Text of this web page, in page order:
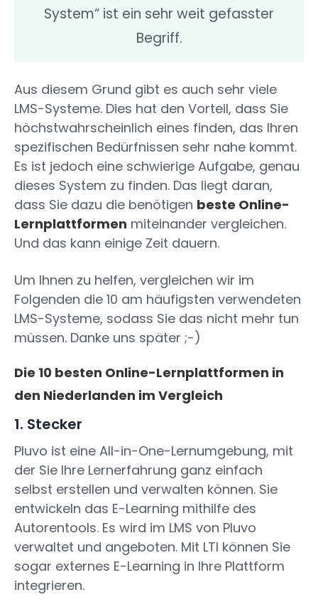
System“ ist ein sehr weit gefasster
Begriff.
Aus diesem Grund gibt es auch sehr viele
LMS-Systeme. Dies hat den Vorteil, dass Sie
höchstwahrscheinlich eines finden, das Ihren
spezifischen Bedürfnissen sehr nahe kommt.
Es ist jedoch eine schwierige Aufgabe, genau
dieses System zu finden. Das liegt daran,
dass Sie dazu die benötigen beste Online-
Lernplattformen miteinander vergleichen.
Und das kann einige Zeit dauern.
Um Ihnen zu helfen, vergleichen wir im
Folgenden die 10 am häufigsten verwendeten
LMS-Systeme, sodass Sie das nicht mehr tun
müssen. Danke uns später ;-)
Die 10 besten Online-Lernplattformen in
den Niederlanden im Vergleich
1. Stecker
Pluvo ist eine All-in-One-Lernumgebung, mit
der Sie Ihre Lernerfahrung ganz einfach
selbst erstellen und verwalten können. Sie
entwickeln das E-Learning mithilfe des
Autorentools. Es wird im LMS von Pluvo
verwaltet und angeboten. Mit LTI können Sie
sogar externes E-Learning in Ihre Plattform
integrieren.